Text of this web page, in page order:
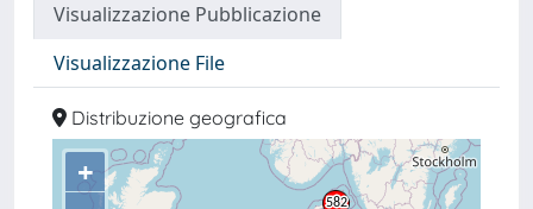
Visualizzazione Pubblicazione
Visualizzazione File
Distribuzione geografica
+